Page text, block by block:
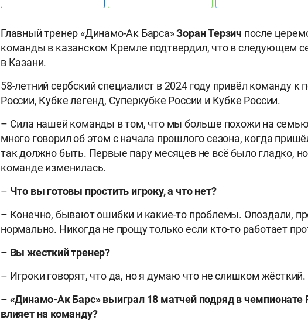
Главный тренер «Динамо-Ак Барса»ЗоранТерзич после
команды в казанском Кремле подтвердил, что в следующем
в Казани.
58-летний сербский специалист в 2024 году привёл команду к
России, Кубке легенд, Суперкубке России и Кубке России.
– Сила нашей команды в том, что мы больше похожи на
много говорил об этом с начала прошлого сезона, когда
так должно быть. Первые пару месяцев не всё было гладко,
команде изменилась.
– Что вы готовы простить игроку, а что нет?
– Конечно, бывают ошибки и какие-то проблемы. Опоздали,
нормально. Никогда не прощу только если кто-то работает
– Вы жесткий тренер?
– Игроки говорят, что да, но я думаю что не слишком жёсткий.
– «Динамо-Ак Барс» выиграл 18 матчей подряд в чемпионате
влияет на команду?